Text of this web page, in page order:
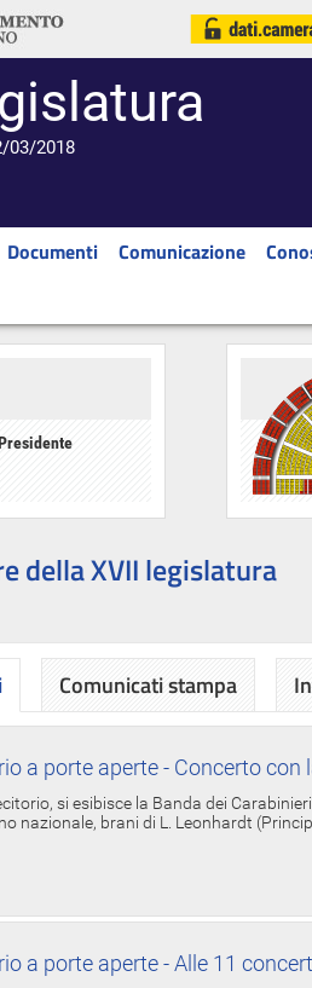
03/2018
Documenti Comunicazione
della XVII legislatura
a porte aperte - Concerto con
si esibisce la Banda dei
nazionale, brani di L. Leonhardt
a porte aperte - Alle 11
Comunicati stampa